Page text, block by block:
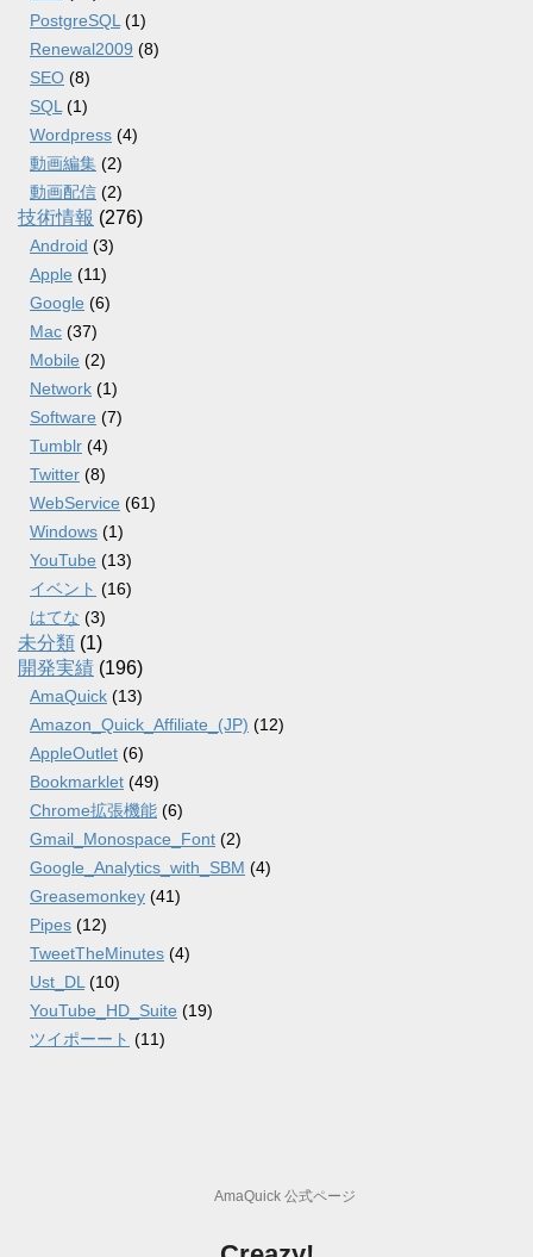
PostgreSQL (1)
Renewal2009 (8)
SEO (8)
SQL (1)
Wordpress (4)
動画編集 (2)
動画配信 (2)
技術情報 (276)
Android (3)
Apple (11)
Google (6)
Mac (37)
Mobile (2)
Network (1)
Software (7)
Tumblr (4)
Twitter (8)
WebService (61)
Windows (1)
YouTube (13)
イベント (16)
はてな (3)
未分類 (1)
開発実績 (196)
AmaQuick (13)
Amazon_Quick_Affiliate_(JP) (12)
AppleOutlet (6)
Bookmarklet (49)
Chrome拡張機能 (6)
Gmail_Monospace_Font (2)
Google_Analytics_with_SBM (4)
Greasemonkey (41)
Pipes (12)
TweetTheMinutes (4)
Ust_DL (10)
YouTube_HD_Suite (19)
ツイポーート (11)
AmaQuick 公式ページ